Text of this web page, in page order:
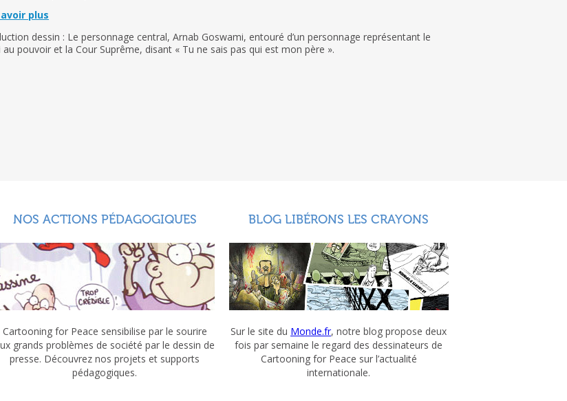
plus
dessin : Le personnage central, Arnab Goswami, entouré d’un personnage représentant le
au pouvoir et la Cour Suprême, disant « Tu ne sais pas qui est mon père ».
NOS ACTIONS PÉDAGOGIQUES
Cartooning for Peace sensibilise par le sourire
grands problèmes de société par le dessin de
presse. Découvrez nos projets et supports
pédagogiques.
BLOG LIBÉRONS LES CRAYONS
Sur le site du Monde.fr, notre blog propose deux
fois par semaine le regard des dessinateurs de
Cartooning for Peace sur l’actualité
internationale.